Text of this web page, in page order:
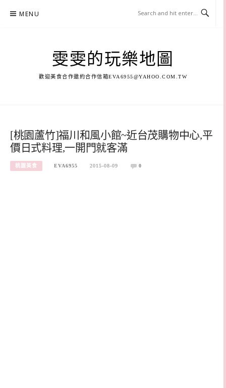
MENU
雯雯的玩樂地圖
歡迎美食合作邀約合作信箱EVA6955@YAHOO.COM.TW
[桃園蘆竹]福川和風小館~近台茂購物中心,平
價日式料理,一開門就客滿
桃園美食 EVA6955 2015-08-09 0